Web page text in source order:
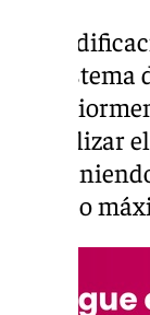
La
del
flexibilizar
periodo